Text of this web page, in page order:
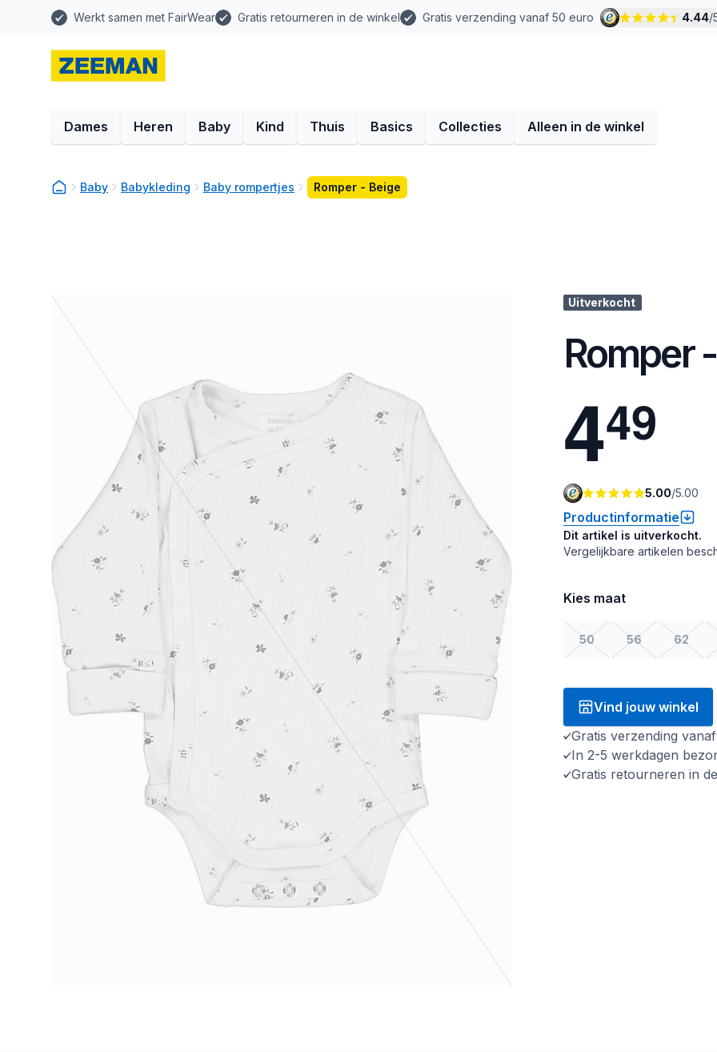
Werkt samen met FairWear Gratis retourneren in de winkel Gratis verzending vanaf 50 euro 4.44/
Dames Heren Baby Kind Thuis Basics Collecties Alleen in de winkel
Baby Babykleding Baby rompertjes Romper - Beige
Uitverkocht
Romper
449
5.00/5.00
Productinformatie
Dit artikel is uitverkocht.
Vergelijkbare artikelen
Kies maat
50 56 62
Vind jouw winkel
Gratis verzending
In 2-5 werkdagen
Gratis retourneren in